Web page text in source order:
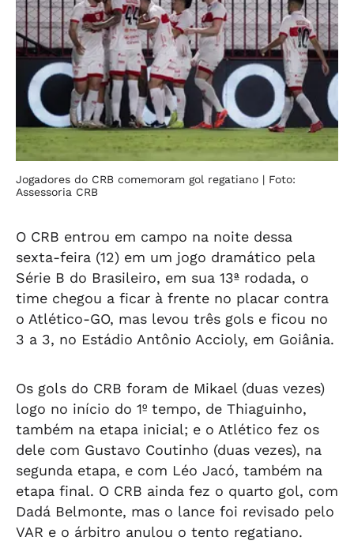
Jogadores do CRB comemoram gol regatiano | Foto:
Assessoria CRB
O CRB entrou em campo na noite dessa
sexta-feira (12) em um jogo dramático pela
Série B do Brasileiro, em sua 13ª rodada, o
time chegou a ficar à frente no placar contra
o Atlético-GO, mas levou três gols e ficou no
3 a 3, no Estádio Antônio Accioly, em Goiânia.
Os gols do CRB foram de Mikael (duas vezes)
logo no início do 1º tempo, de Thiaguinho,
também na etapa inicial; e o Atlético fez os
dele com Gustavo Coutinho (duas vezes), na
segunda etapa, e com Léo Jacó, também na
etapa final. O CRB ainda fez o quarto gol, com
Dadá Belmonte, mas o lance foi revisado pelo
VAR e o árbitro anulou o tento regatiano.